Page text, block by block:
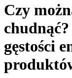
Czy
gęstości